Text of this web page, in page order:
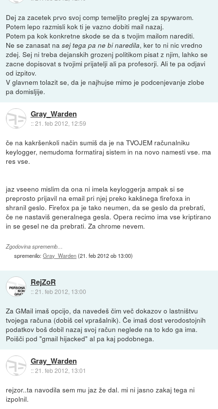
Dej za zacetek prvo svoj comp temeljito preglej za spywarom.
Potem lepo razmisli kok ti je vazno dobiti mail nazaj.
Potem pa kok konkretne skode se da s tvojim mailom narediti.
Ne se zanasat nasej tega pa ne bi naredila, ker to ni nic vredno
zdej. Sej ni treba dejanskih grozenj politikom pisat z njim, lahko se
zacne dopisovat s tvojimi prijatelji ali pa profesorji. Ali te pa odjavi
od izpitov.
V glavnem tolazit se, da je najhujse mimo je podcenjevanje zlobe
pa domisljije.
Gray_Warden
::21. feb 2012, 12:59
če na kakršenkoli način sumiš da je na TVOJEM računalniku
keylogger, nemudoma formatiraj sistem in na novo namesti vse. ma
res vse.
jaz vseeno mislim da ona ni imela keyloggerja ampak si se
preprosto prijavil na email pri njej preko kakšnega firefoxa in
shranil geslo. Firefox pa je tako neumen, da se geslo da prebrati,
če ne nastaviš generalnega gesla. Opera recimo ima vse kriptirano
in se gesel ne da prebrati. Za chrome nevem.
Zgodovina sprememb…
spremenilo:Gray_Warden(21. feb 2012 ob 13:00)
RejZoR
::21. feb 2012, 13:00
Za GMail imaš opcijo, da navedeš čim več dokazov o lastništvu
tvojega računa (dobiš cel vprašalnik). Če imaš dost verodostojnih
podatkov boš dobil nazaj svoj račun neglede na to kdo ga ima.
Poišči pod "gmail hijacked" al pa kaj podobnega.
Gray_Warden
::21. feb 2012, 13:01
rejzor..ta navodila sem mu jaz že dal. mi ni jasno zakaj tega ni
izpolnil.